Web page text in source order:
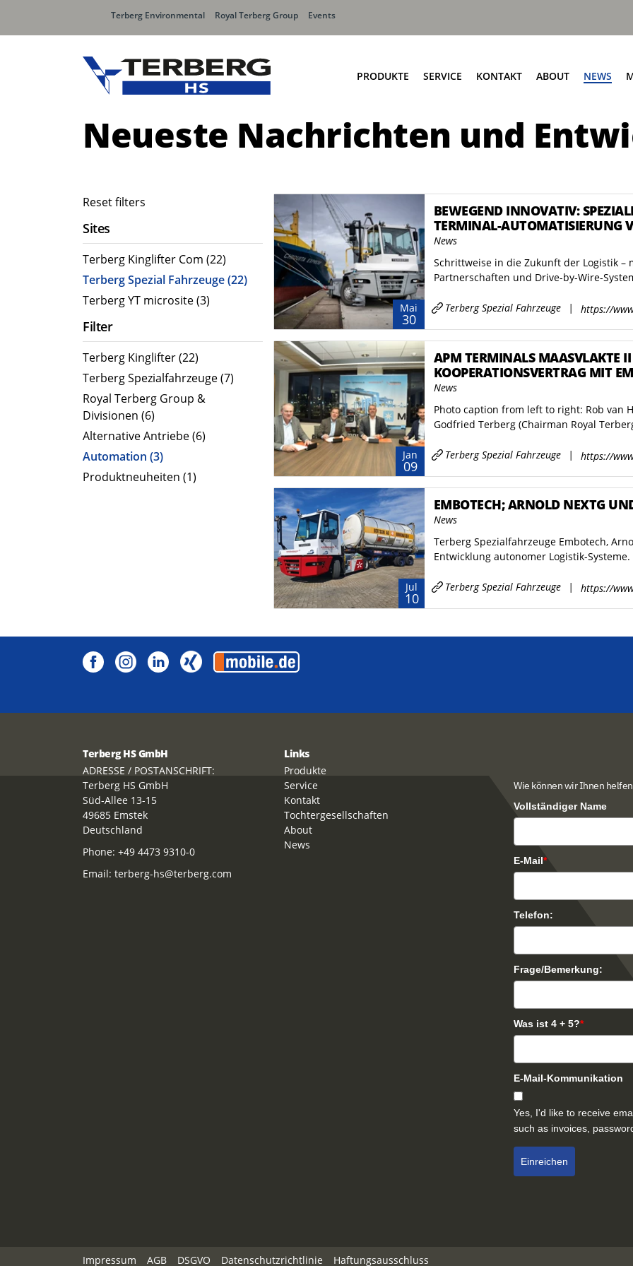
Terberg Environmental Royal Terberg Group Events
PRODUKTE
Seitenlader
Frontlader
Liftersysteme
SERVICE KONTAKT
Terberg HS Hauptsitz
Terberg HS
ABOUT NEWS
Neueste Nachrichten und
Reset filters
Sites
Terberg Kinglifter Com (22)
Terberg Spezial Fahrzeuge (22)
Terberg YT microsite (3)
Filter
Terberg Kinglifter (22)
Terberg Spezialfahrzeuge (7)
Royal Terberg Group &
Divisionen (6)
Alternative Antriebe (6)
Automation (3)
Produktneuheiten (1)
Mai
30
BEWEGEND INNOVATIV:
TERMINAL-AUTOMATISIERUNG
News
Schrittweise in die Zukunft der Logistik –
Partnerschaften und Drive-by-Wire-
Terberg Spezial Fahrzeuge | https://
Jan
09
APM TERMINALS MAASVLAKTE
KOOPERATIONSVERTRAG MIT
UND DIE IMPLEMENTIERUNG
AUTOMATISIERTEN TERMINAL-
News
Photo caption from left to right: Rob van
Godfried Terberg (Chairman Royal
Terberg Spezial Fahrzeuge | https://
Jul
10
EMBOTECH; ARNOLD NEXTG
News
Terberg Spezialfahrzeuge Embotech,
Entwicklung autonomer Logistik-
Terberg Spezial Fahrzeuge | https://
Terberg HS GmbH
ADRESSE / POSTANSCHRIFT:
Terberg HS GmbH
Süd-Allee 13-15
49685 Emstek
Deutschland
Phone: +49 4473 9310-0
Email: terberg-hs@terberg.com
Links
Produkte
Service
Kontakt
Tochtergesellschaften
About
News
Wie können wir Ihnen
Vollständiger Name
E-Mail*
Telefon:
Frage/Bemerkung:
Was ist 4 + 5?*
E-Mail-Kommunikation
Yes, I'd like to receive
such as invoices,
Einreichen
Impressum AGB DSGVO Datenschutzrichtlinie Haftungsausschluss